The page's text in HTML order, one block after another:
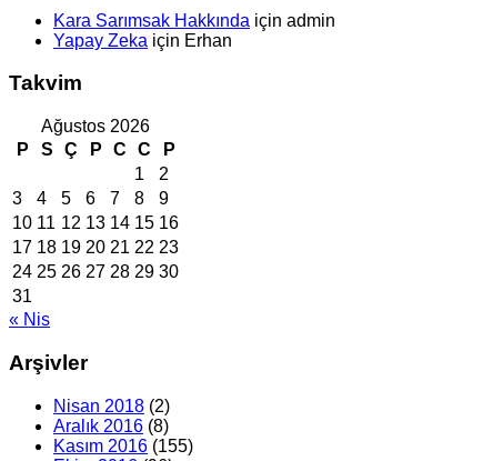
Kara Sarımsak Hakkında için admin
Yapay Zeka için Erhan
Takvim
Ağustos 2026
P
S Ç P C C
P
1
2
3
4 5 6 7 8
9
10 11 12 13 14 15 16
17 18 19 20 21 22 23
24 25 26 27 28 29 30
31
« Nis
Arşivler
Nisan 2018 (2)
Aralık 2016 (8)
Kasım 2016 (155)